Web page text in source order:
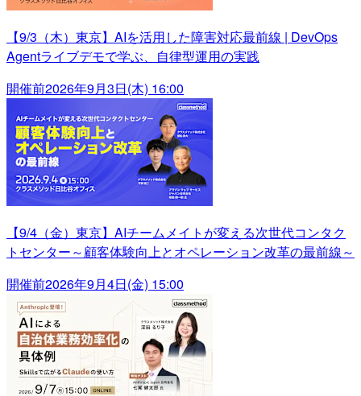
【9/3（木）東京】AIを活用した障害対応最前線 | DevOps
Agentライブデモで学ぶ、自律型運用の実践
開催前2026年9月3日(木) 16:00
【9/4（金）東京】AIチームメイトが変える次世代コンタク
トセンター～顧客体験向上とオペレーション改革の最前線～
開催前2026年9月4日(金) 15:00